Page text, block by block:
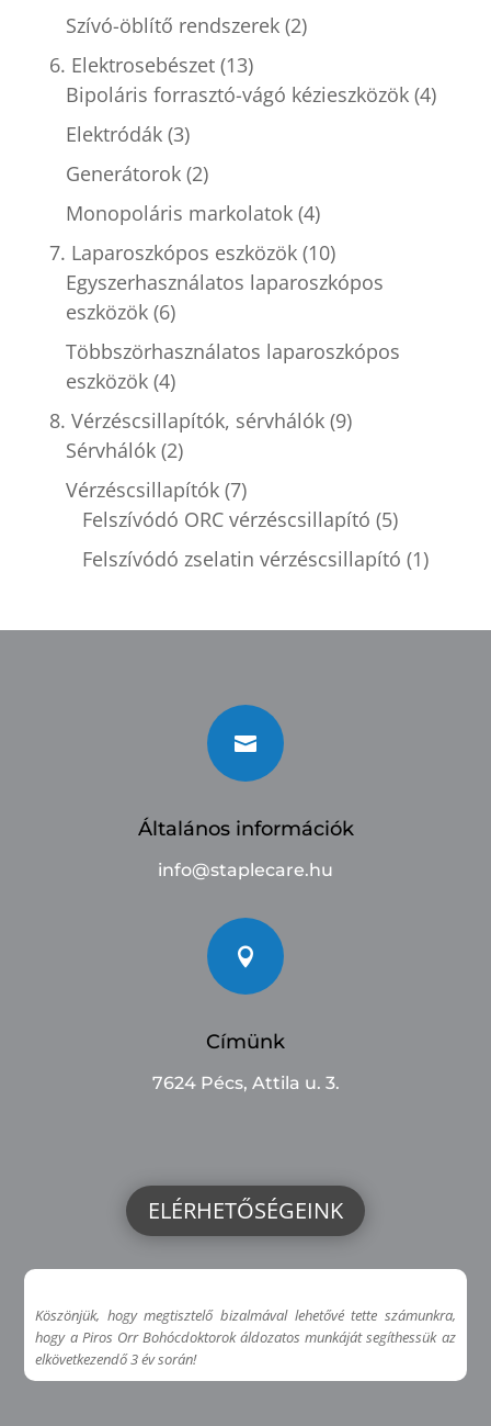
Szívó-öblítő rendszerek (2)
6. Elektrosebészet (13)
Bipoláris forrasztó-vágó kézieszközök (4)
Elektródák (3)
Generátorok (2)
Monopoláris markolatok (4)
7. Laparoszkópos eszközök (10)
Egyszerhasználatos laparoszkópos
eszközök (6)
Többszörhasználatos laparoszkópos
eszközök (4)
8. Vérzéscsillapítók, sérvhálók (9)
Sérvhálók (2)
Vérzéscsillapítók (7)
Felszívódó ORC vérzéscsillapító (5)
Felszívódó zselatin vérzéscsillapító (1)

Általános információk
info@staplecare.hu

Címünk
7624 Pécs, Attila u. 3.
ELÉRHETŐSÉGEINK
Köszönjük, hogy megtisztelő bizalmával lehetővé tette számunkra,
hogy a Piros Orr Bohócdoktorok áldozatos munkáját segíthessük az
elkövetkezendő 3 év során!